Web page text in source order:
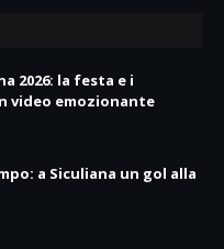
2026: la festa e i
video emozionante
a Siculiana un gol alla